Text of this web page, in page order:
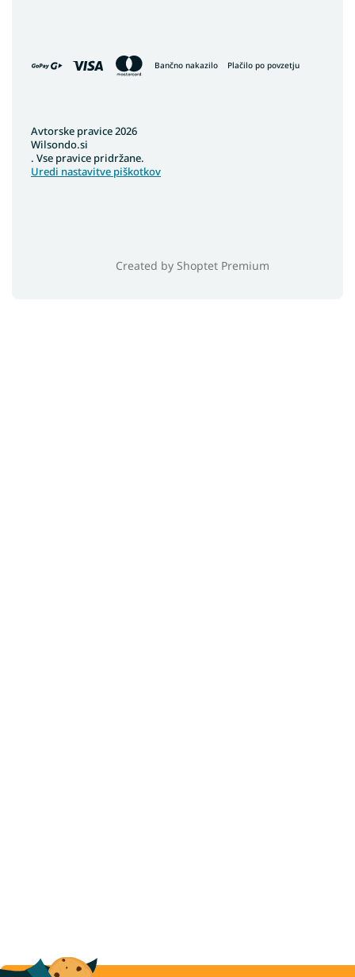
Bančno nakazilo Plačilo po povzetju
Created by Shoptet Premium
Avtorske pravice 2026
Wilsondo.si
. Vse pravice pridržane.
Uredi nastavitve piškotkov